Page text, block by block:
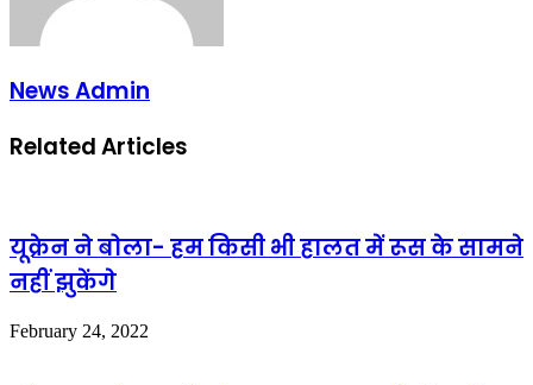
News Admin
Related Articles
यूक्रेन ने बोला- हम किसी भी हालत में रूस के सामने
नहीं झुकेंगे
February 24, 2022